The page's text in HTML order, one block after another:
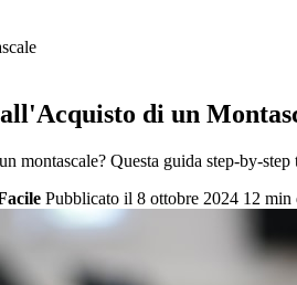
di un
montascale? Questa guida step-by-
Pubblicato il 8 ottobre 2024 12 min